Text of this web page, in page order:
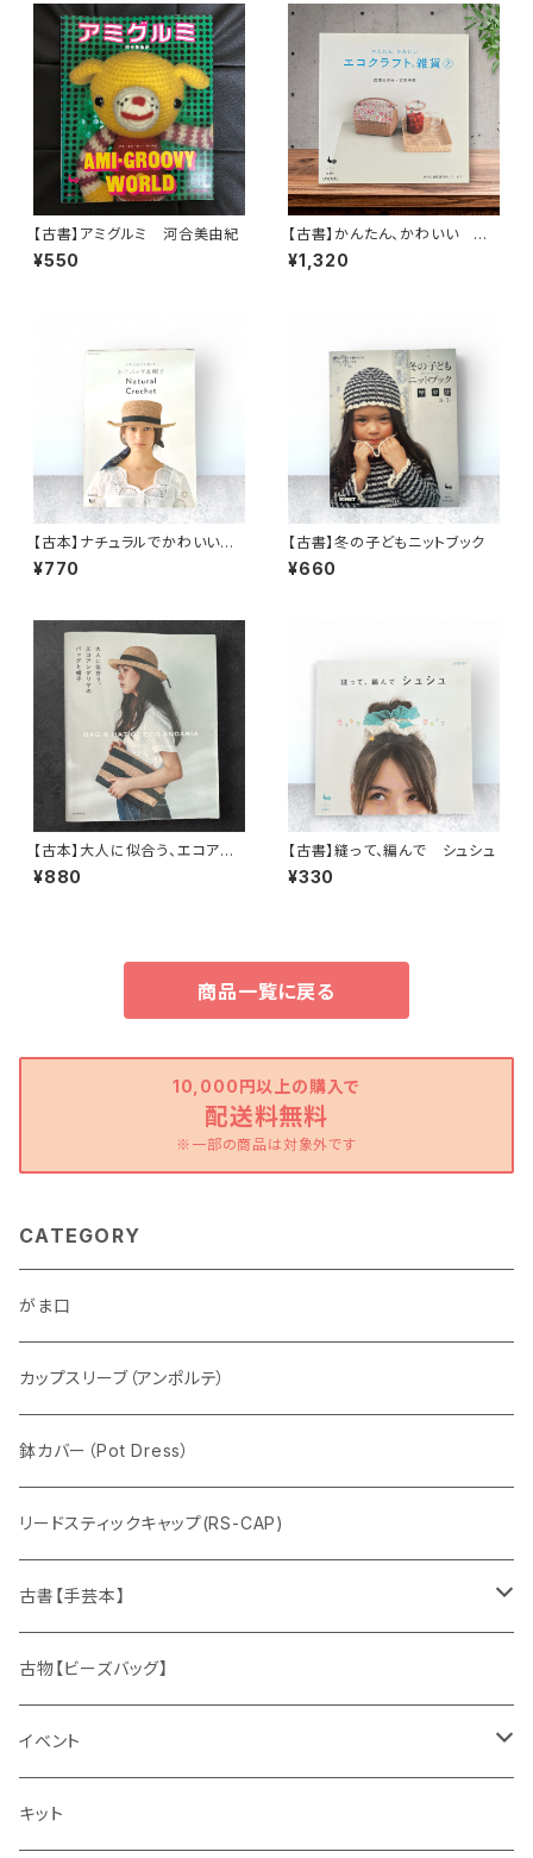
【古書】アミグルミ 河合美由紀
¥550
【古書】かんたん、かわいい エ
コクラフト雑貨②
¥1,320
【古本】ナチュラルでかわいい
かごバッグ&帽子
¥770
【古書】冬の子どもニットブック
¥660
【古本】大人に似合う、エコアン
ダリヤのバッグと帽子
¥880
【古書】縫って、編んで シュシュ
¥330
商品一覧に戻る
10,000円以上の購入で
配送料無料
※一部の商品は対象外です
CATEGORY
がま口
カップスリーブ（アンポルテ）
鉢カバー（Pot Dress）
リードスティックキャップ(RS-CAP)
古書【手芸本】
編みもの
春夏
秋冬
刺しゅう
花、植物
古物【ビーズバッグ】
イベント
ワークショップ
キット